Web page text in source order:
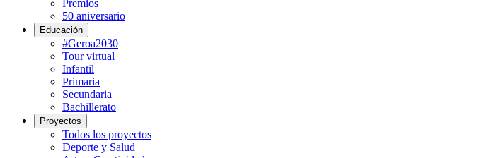
Premios
50 aniversario
Educación
#Geroa2030
Tour virtual
Infantil
Primaria
Secundaria
Bachillerato
Proyectos
Todos los proyectos
Deporte y Salud